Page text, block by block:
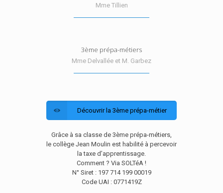
Mme Tillien
3ème prépa-métiers
Mme Delvallée et M. Garbez
Découvrir la 3ème prépa-métier
Grâce à sa classe de 3ème prépa-métiers,
le collège Jean Moulin est habilité à percevoir
la taxe d’apprentissage.
Comment ? Via SOLTéA !
N° Siret : 197 714 199 00019
Code UAI : 0771419Z